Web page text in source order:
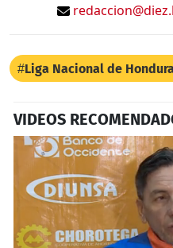
Liga Nacional de
VIDEOS